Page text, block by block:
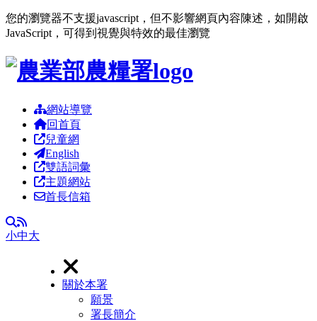
您的瀏覽器不支援javascript，但不影響網頁內容陳述，如開啟
JavaScript，可得到視覺與特效的最佳瀏覽
跳到主要內容區塊
網站導覽
回首頁
兒童網
English
雙語詞彙
主題網站
首長信箱
全文檢索
RSS
小中大
關於本署
願景
署長簡介